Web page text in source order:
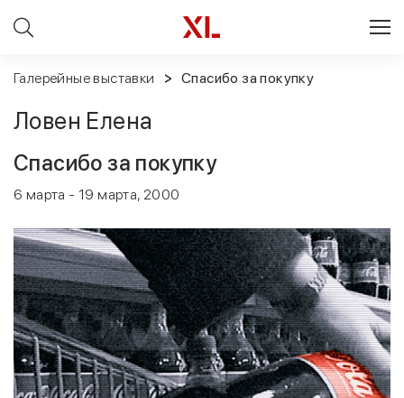
Галерейные выставки Спасибо за покупку
Ловен Елена
Спасибо за покупку
6 марта - 19 марта, 2000